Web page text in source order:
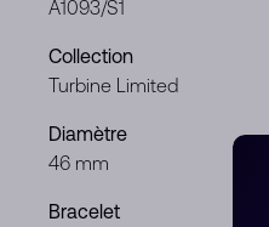
A1093/S1
Collection
Turbine Limited
Diamètre
46 mm
Bracelet